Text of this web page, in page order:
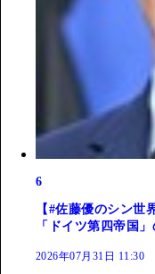
6
【#佐藤優のシン世
「ドイツ第四帝国
2026年07月31日 11:30